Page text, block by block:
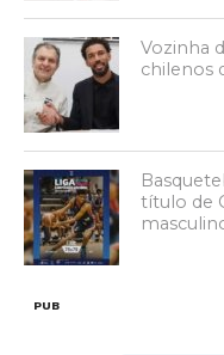
Vozinha
chilenos
título de
PUB